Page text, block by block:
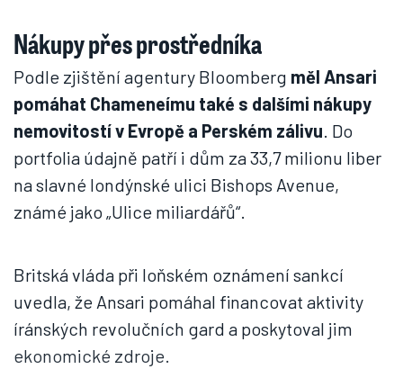
Nákupy přes prostředníka
Podle zjištění agentury Bloomberg měl Ansari
pomáhat Chameneímu také s dalšími nákupy
nemovitostí v Evropě a Perském zálivu. Do
portfolia údajně patří i dům za 33,7 milionu liber
na slavné londýnské ulici Bishops Avenue,
známé jako „Ulice miliardářů“.
Britská vláda při loňském oznámení sankcí
uvedla, že Ansari pomáhal financovat aktivity
íránských revolučních gard a poskytoval jim
ekonomické zdroje.